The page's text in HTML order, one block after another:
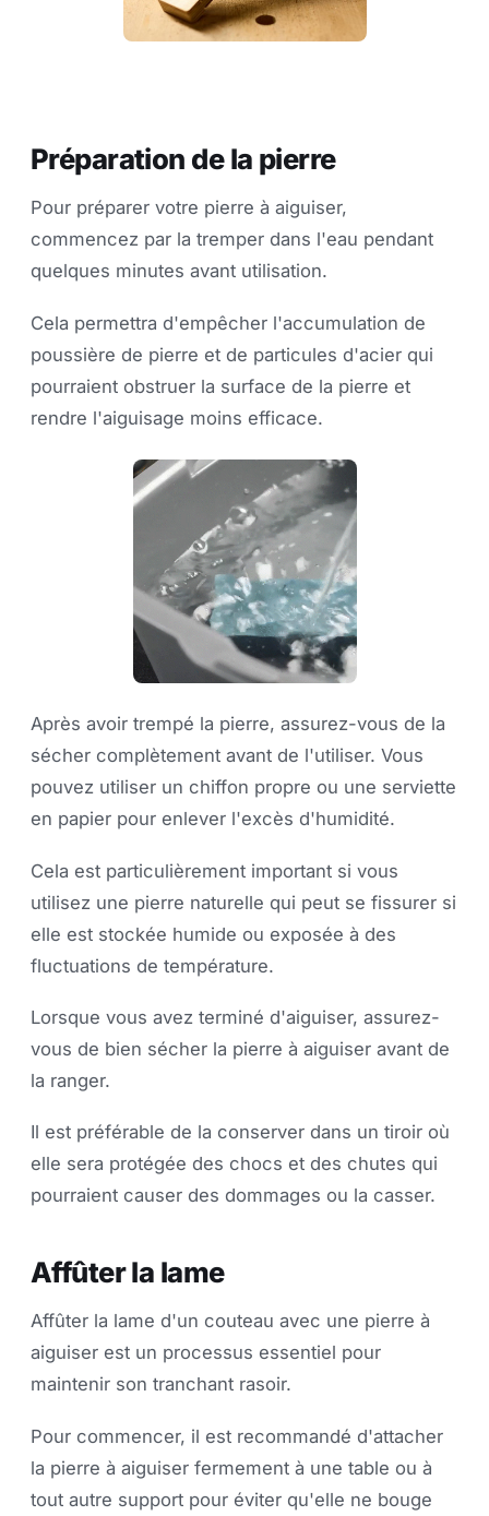
Préparation de la pierre
Pour préparer votre pierre à aiguiser,
commencez par la tremper dans l'eau pendant
quelques minutes avant utilisation.
Cela permettra d'empêcher l'accumulation de
poussière de pierre et de particules d'acier qui
pourraient obstruer la surface de la pierre et
rendre l'aiguisage moins efficace.
Après avoir trempé la pierre, assurez-vous de la
sécher complètement avant de l'utiliser. Vous
pouvez utiliser un chiffon propre ou une serviette
en papier pour enlever l'excès d'humidité.
Cela est particulièrement important si vous
utilisez une pierre naturelle qui peut se fissurer si
elle est stockée humide ou exposée à des
fluctuations de température.
Lorsque vous avez terminé d'aiguiser, assurez-
vous de bien sécher la pierre à aiguiser avant de
la ranger.
Il est préférable de la conserver dans un tiroir où
elle sera protégée des chocs et des chutes qui
pourraient causer des dommages ou la casser.
Affûter la lame
Affûter la lame d'un couteau avec une pierre à
aiguiser est un processus essentiel pour
maintenir son tranchant rasoir.
Pour commencer, il est recommandé d'attacher
la pierre à aiguiser fermement à une table ou à
tout autre support pour éviter qu'elle ne bouge